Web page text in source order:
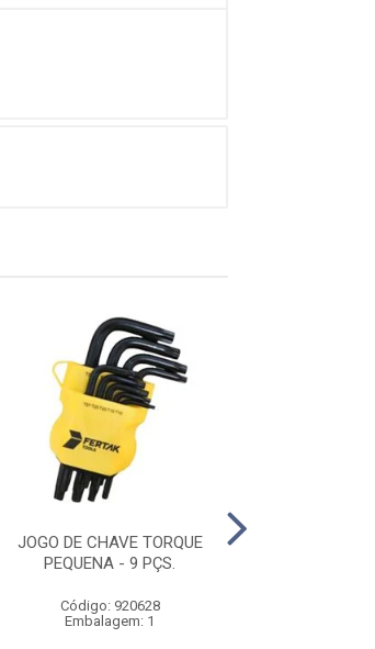
JOGO DE CHAVE TORQUE
PEQUENA - 9 PÇS.
Código: 920628
Embalagem: 1